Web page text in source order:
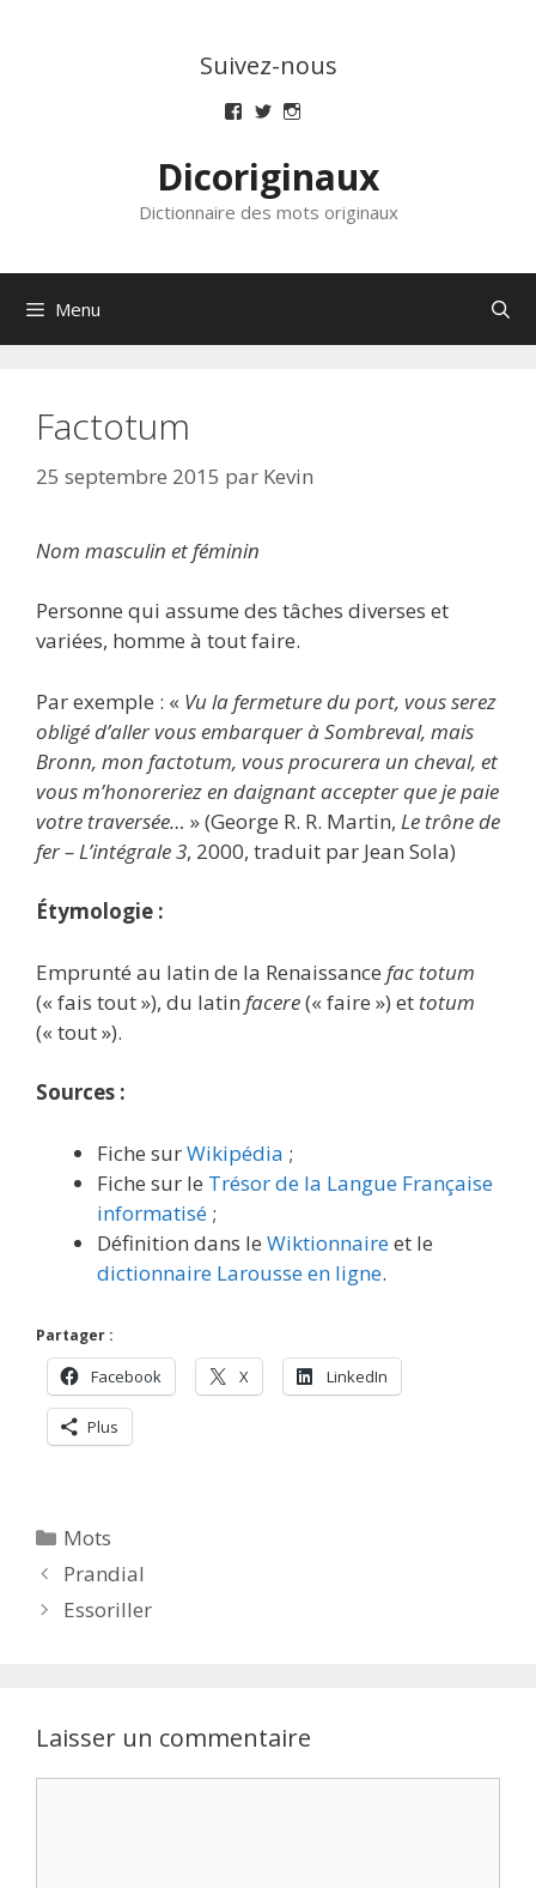
Suivez-nous
Voir
de
dicoriginaux
sur
Facebook
Voir
de
dicoriginaux
sur
Twitter
de
dicoriginaux
sur
Instagram
Dicoriginaux
Dictionnaire des mots originaux
Menu
Factotum
25 septembre 2015 par Kevin
Nom masculin et féminin
Personne qui assume des tâches diverses et
variées, homme à tout faire.
Par exemple : « Vu la fermeture du port, vous serez
obligé d’aller vous embarquer à Sombreval, mais
Bronn, mon factotum, vous procurera un cheval, et
vous m’honoreriez en daignant accepter que je paie
votre traversée… » (George R. R. Martin, Le trône de
fer – L’intégrale 3, 2000, traduit par Jean Sola)
Étymologie :
Emprunté au latin de la Renaissance fac totum
(« fais tout »), du latin facere(« faire ») et totum
(« tout »).
Sources :
Fiche surWikipédia ;
Fiche sur le Trésor de la Langue Française
informatisé ;
Définition dans le Wiktionnaireet le
dictionnaire Larousse en ligne.
Partager :
Facebook X LinkedIn
Plus
Catégories
Mots
Prandial
Essoriller
Laisser un commentaire